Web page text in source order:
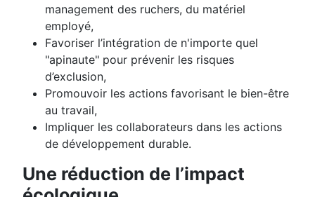
management des ruchers, du matériel
employé,
Favoriser l’intégration de n'importe quel
"apinaute" pour prévenir les risques
d’exclusion,
Promouvoir les actions favorisant le bien-être
au travail,
Impliquer les collaborateurs dans les actions
de développement durable.
Une réduction de l’impact